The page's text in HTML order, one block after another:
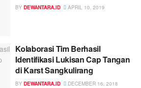
BY DEWANTARA.ID APRIL 10, 2019
Kolaborasi Tim Berhasil
Identifikasi Lukisan Cap Tangan
di Karst Sangkulirang
BY DEWANTARA.ID DECEMBER 16, 2018